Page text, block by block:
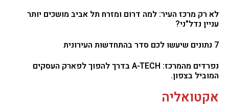
לא רק מרכז העיר: למה דרום ומזרח תל אביב מושכים יותר
עניין נדל"ני?
7 נתונים שיעשו לכם סדר בהתחדשות העירונית
נפרדים מהמרכז: A-TECH בדרך להפוך לפארק העסקים
המוביל בצפון.
אקטואליה